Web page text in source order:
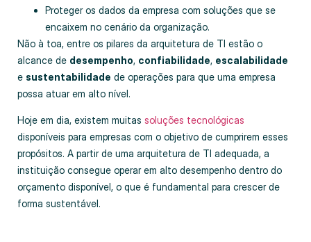
Proteger os dados da empresa com soluções que se
encaixem no cenário da organização.
Não à toa, entre os pilares da arquitetura de TI estão o
alcance de desempenho, confiabilidade, escalabilidade
e sustentabilidade de operações para que uma empresa
possa atuar em alto nível.
Hoje em dia, existem muitas soluções tecnológicas
disponíveis para empresas com o objetivo de cumprirem esses
propósitos. A partir de uma arquitetura de TI adequada, a
instituição consegue operar em alto desempenho dentro do
orçamento disponível, o que é fundamental para crescer de
forma sustentável.